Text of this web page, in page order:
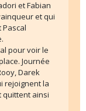
et Fabian
et qui
pour voir le
Journée
Darek
rejoignent la
quittent ainsi